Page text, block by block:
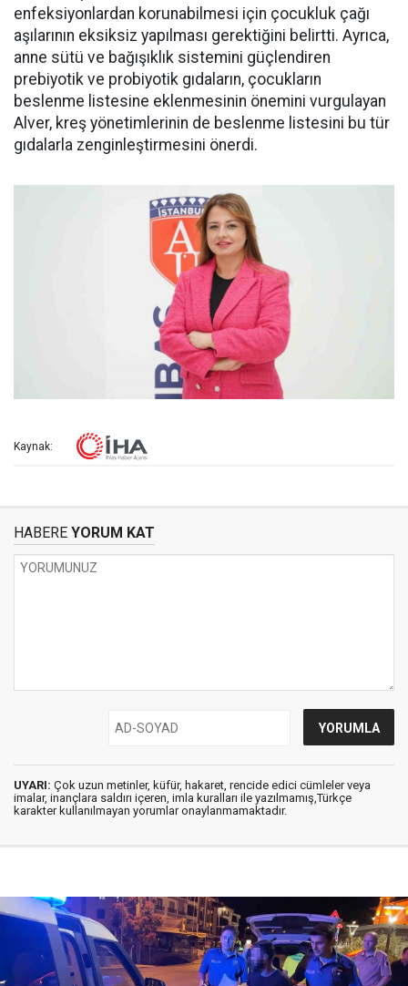
enfeksiyonlardan korunabilmesi için çocukluk çağı
aşılarının eksiksiz yapılması gerektiğini belirtti. Ayrıca,
anne sütü ve bağışıklık sistemini güçlendiren
prebiyotik ve probiyotik gıdaların, çocukların
beslenme listesine eklenmesinin önemini vurgulayan
Alver, kreş yönetimlerinin de beslenme listesini bu tür
gıdalarla zenginleştirmesini önerdi.
Kaynak:
HABERE YORUM KAT
UYARI: Çok uzun metinler, küfür, hakaret, rencide edici cümleler veya
imalar, inançlara saldırı içeren, imla kuralları ile yazılmamış,Türkçe
karakter kullanılmayan yorumlar onaylanmamaktadır.